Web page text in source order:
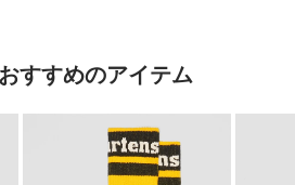
すすめのアイテム